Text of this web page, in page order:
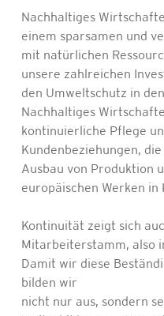
Nachhaltiges
einem sparsamen und
mit natürlichen
unsere zahlreichen
den Umweltschutz in
Nachhaltiges
kontinuierliche Pflege
Kundenbeziehungen,
Ausbau von Produktion
europäischen Werken in
Kontinuität zeigt sich
Mitarbeiterstamm, also
Damit wir diese
bilden wir
nicht nur aus, sondern